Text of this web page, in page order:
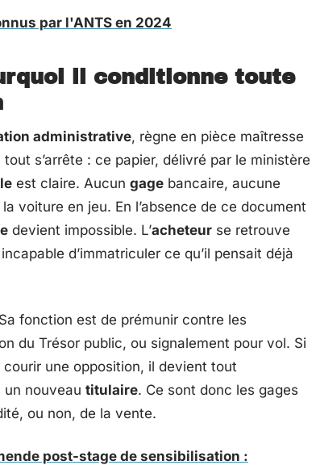
par l'ANTS en 2024
il conditionne toute
administrative, règne en pièce maîtresse
s’arrête : ce papier, délivré par le ministère
est claire. Aucun gage bancaire, aucune
voiture en jeu. En l’absence de ce document
devient impossible. L’acheteur se retrouve
d’immatriculer ce qu’il pensait déjà
fonction est de prémunir contre les
du Trésor public, ou signalement pour vol. Si
courir une opposition, il devient tout
un nouveau titulaire. Ce sont donc les gages
ou non, de la vente.
post-stage de sensibilisation :